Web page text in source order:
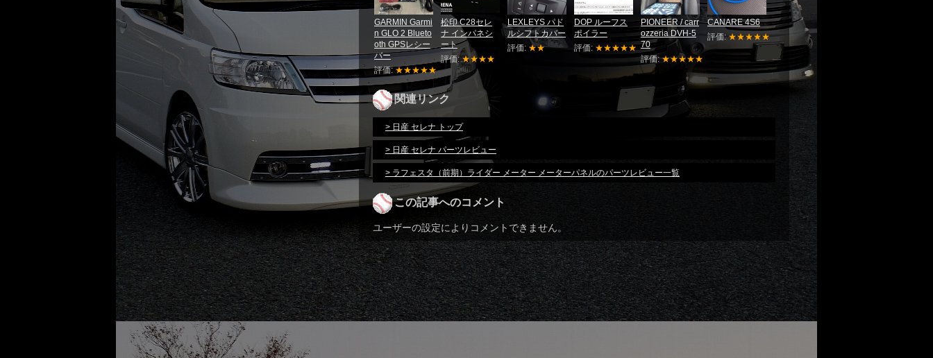
GARMIN Garmi
n GLO 2 Blueto
oth GPSレシー
バー
評価:★★★★★
松印 C28セレ
ナ インパネシ
ート
評価:★★★★
LEXLEYS パド
ルシフトカバー
評価: ★★
DOP ルーフス
ポイラー
評価: ★★★★★
PIONEER / carr
ozzeria DVH-5
70
評価:★★★★★
CANARE 4S6
評価: ★★★★★
関連リンク
> 日産 セレナ トップ
> 日産 セレナ パーツレビュー
> ラフェスタ（前期）ライダー メーター メーターパネルのパーツレビュー一覧
この記事へのコメント
ユーザーの設定によりコメントできません。